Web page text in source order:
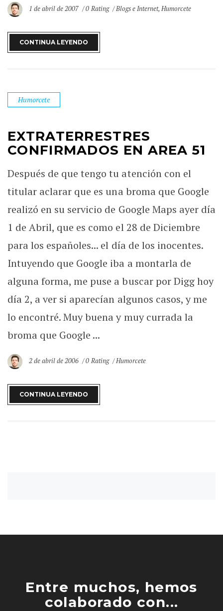
1 de abril de 2007 0 Rating Blogs e Internet,Humorcete
CONTINUA LEYENDO
Humorcete
EXTRATERRESTRES
CONFIRMADOS EN AREA 51
Después de que tengo tu atención con el
titular aclarar que es una broma que Google
realizó en su servicio de Google Maps ayer día
1 de Abril, que es como el 28 de Diciembre
para los españoles... el día de los inocentes.
Intuyendo que Google iba a montarla de
alguna forma, me puse a buscar por Digg hoy
día 2, a ver si aparecían algunos casos, y me
lo encontré. Muy buena y muy currada la
broma que Google ...
2 de abril de 2006 0 Rating Humorcete
CONTINUA LEYENDO
Entre muchos, hemos
colaborado con...